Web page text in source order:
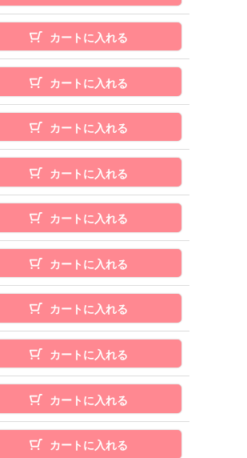
カートに入れる
カートに入れる
カートに入れる
カートに入れる
カートに入れる
カートに入れる
カートに入れる
カートに入れる
カートに入れる
カートに入れる